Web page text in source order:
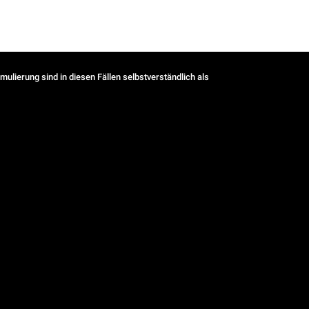
sind in diesen Fällen selbstverständlich als